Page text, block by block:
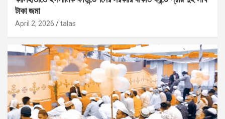
টাকা জমা
April 2, 2026 talas